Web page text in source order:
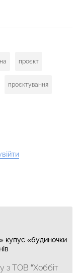
проєкт
проєктування
купує «будиночки
з ТОВ “Хоббіт